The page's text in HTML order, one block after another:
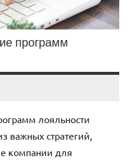
программ
лояльности
важных стратегий,
компании для